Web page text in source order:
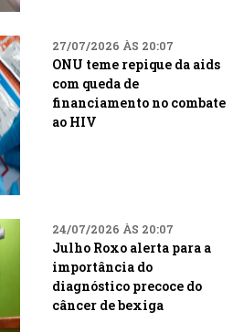
27/07/2026 ÀS 20:07
ONU teme repique da aids
com queda de
financiamento no combate
ao HIV
24/07/2026 ÀS 20:07
Julho Roxo alerta para a
importância do
diagnóstico precoce do
câncer de bexiga